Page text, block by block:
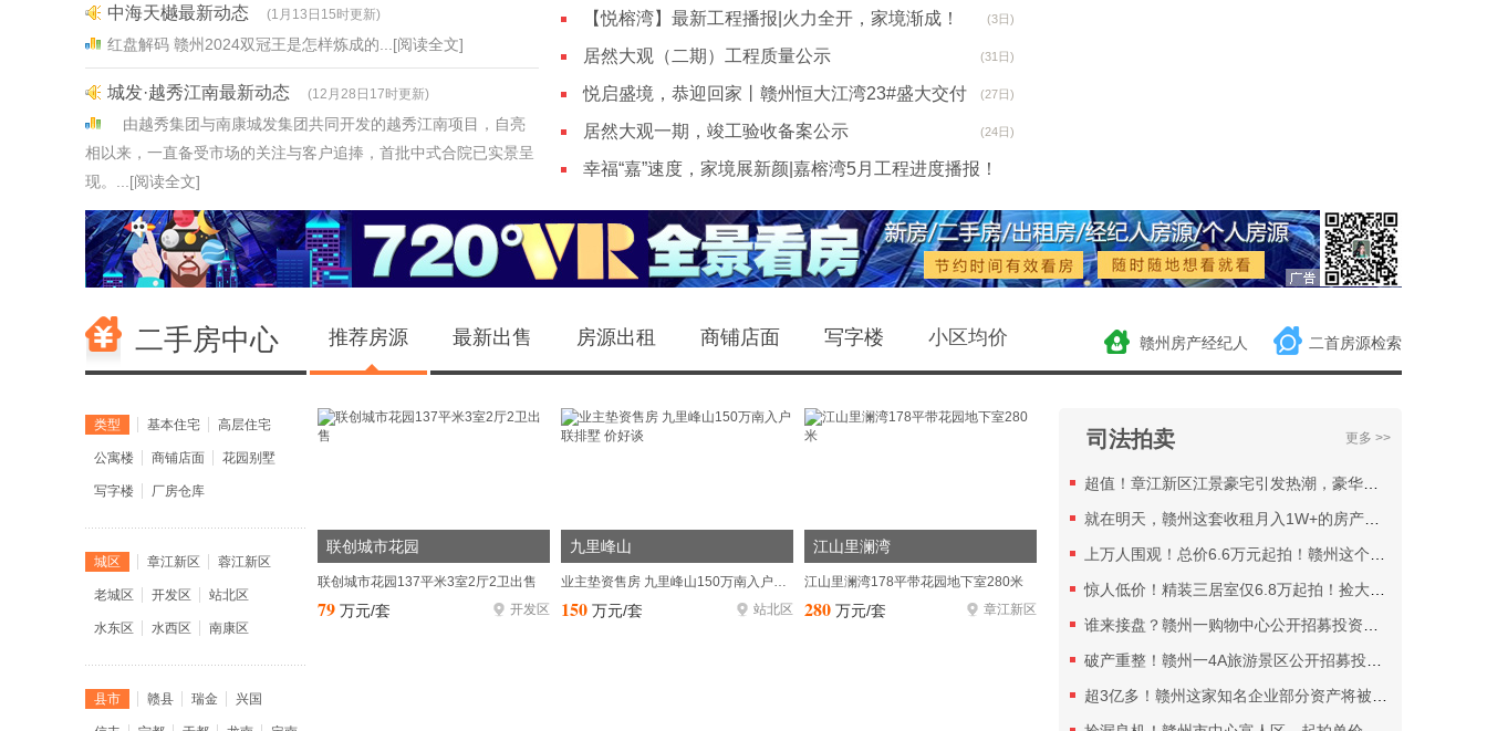
2024/11/28【中海悦江府】
中海悦江府楼盘19号、22号楼104
套住宅19号、22号楼104套住宅
极少墅湾玺地下室89个车位地下室
蓉江御府楼盘5号、20号楼109套
（其中住宅100套、商业9套）5号、20
套）
2024/10/22【中海悦江府】
中海悦江府楼盘20号、23号楼132
套住宅20号、23号楼132套住宅
2024/10/22【中海·学府壹号】
中海学府壹号楼盘5号楼40套住宅5
由越秀集团与南康城发集团共同开发的越秀江南项目，自亮
相以来，一直备受市场的关注与客户追捧，首批中式合院已实景呈
现。...[阅读全文]
中海天樾最新动态 (12月27日9时更新)
以6.8亿的首开热绩引爆全城奢雅展示区惊艳揭幕，启鉴赣州美
学人居新篇每一帧，皆是大片级视觉享受!...[阅读全文]
恒瑞·新光悦府最新动态 (12月26日11时更新)
近期，赣州蓉江新区频频登上赣州热搜，区域配套陆续建成、
大型活动持续开展、重大项目频繁落地，使得蓉江新区朝“宜居、
宜产、宜业”的现代化新城大步迈进，同时也吸引了一大批企业、
资金和人才的青睐!...[阅读全文]
南光置业作为唯一一家总部驻澳的中央企业南光(集团)有限公司
的下属全资企业，积极履行央企社会责任，发挥桥梁纽带作用，协
助南光集团定点帮扶地云南省禄劝县乌蒙乡对接社会资源，发动深
禄劝县乌蒙乡开展爱心捐赠活动，为大山里的孩子送去冬日温暖，
实地走访调研南光帮扶产业项目，了解当地产业发展情况，为后续
更广泛的教育帮扶、产业帮扶及资源互动打下良好...[阅读全文]
中海·学府壹号最新动态
【悦榕湾】最新工程播报|火力全开，家境渐成！ (3日)
居然大观（二期）工程质量公示 (31日)
悦启盛境，恭迎回家丨赣州恒大江湾23#盛大交付 (27日)
居然大观一期，竣工验收备案公示 (24日)
幸福“嘉”速度，家境展新颜|嘉榕湾5月工程进度播报！
(18日)
二手房中心 推荐房源 最新出售 房源出租 商铺店面 写字楼 小区均价 二首房源检索
赣州房产经纪人
类型 基本住宅 高层住宅
公寓楼 商铺店面 花园别墅
写字楼 厂房仓库
城区 章江新区 蓉江新区
老城区 开发区 站北区
水东区 水西区 南康区
县市 赣县 瑞金 兴国
联创城市花园
联创城市花园137平米3室2厅2卫出售
开发区
79 万元/套
九里峰山
业主垫资售房 九里峰山150万南入户联排墅 价好谈
站北区
150 万元/套
江山里澜湾
江山里澜湾178平带花园地下室280米
章江新区
280 万元/套
司法拍卖 更多 >>